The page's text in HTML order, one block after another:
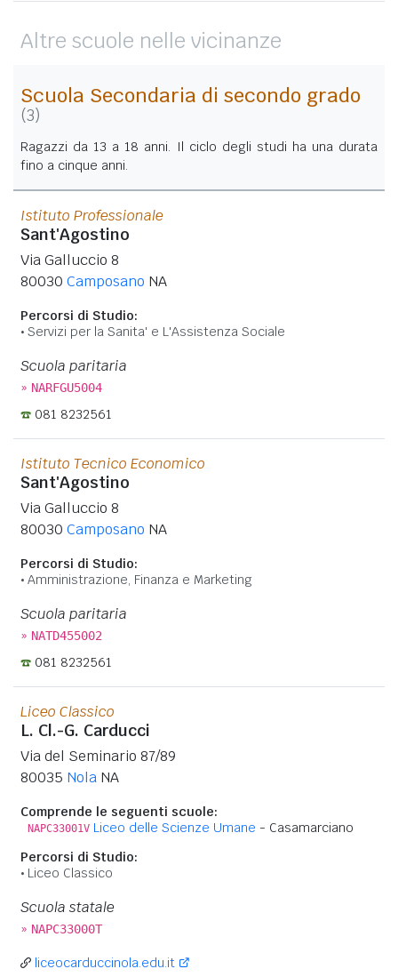
Altre scuole nelle vicinanze
Scuola Secondaria di secondo grado
(3)
Ragazzi da 13 a 18 anni. Il ciclo degli studi ha una durata
fino a cinque anni.
Istituto Professionale
Sant'Agostino
Via Galluccio 8
80030 Camposano NA
Percorsi di Studio:
Servizi per la Sanita' e L'Assistenza Sociale
Scuola paritaria
» NARFGU5004
081 8232561
Istituto Tecnico Economico
Sant'Agostino
Via Galluccio 8
80030 Camposano NA
Percorsi di Studio:
Amministrazione, Finanza e Marketing
Scuola paritaria
» NATD455002
081 8232561
Liceo Classico
L. Cl.-G. Carducci
Via del Seminario 87/89
80035 Nola NA
Comprende le seguenti scuole:
NAPC33001V Liceo delle Scienze Umane - Casamarciano
Percorsi di Studio:
Liceo Classico
Scuola statale
» NAPC33000T
liceocarduccinola.edu.it